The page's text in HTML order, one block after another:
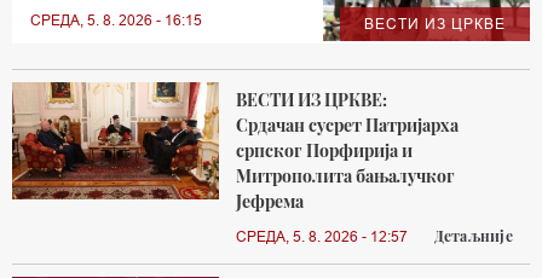
ВЕСТИ ИЗ ЦРКВЕ
СРЕДА, 5. 8. 2026 - 16:15
ВЕСТИ ИЗ ЦРКВЕ:
Срдачан сусрет Патријарха
српског Порфирија и
Митрополита бањалучког
Јефрема
СРЕДА, 5. 8. 2026 - 12:57 Детаљније